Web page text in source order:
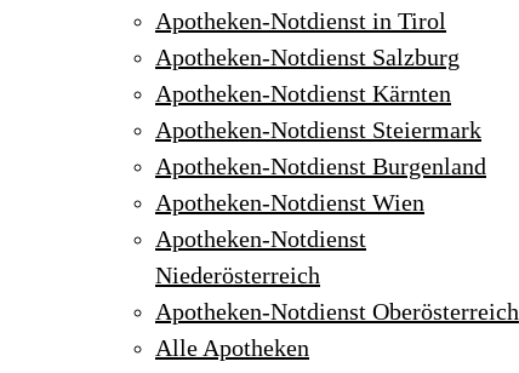
Apotheken-Notdienst in Tirol
Apotheken-Notdienst Salzburg
Apotheken-Notdienst Kärnten
Apotheken-Notdienst Steiermark
Apotheken-Notdienst Burgenland
Apotheken-Notdienst Wien
Apotheken-Notdienst
Niederösterreich
Apotheken-Notdienst Oberösterreich
Alle Apotheken